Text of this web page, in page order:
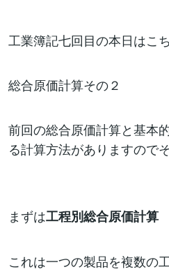
料費と加工費に分類することです。な
料費と加工費では原価の発生が異なる
つまり、製品を加工していっても直
一方で加工費は加工が進むにつれてど
方は違和感を
工業簿記七回目の本日はこ
総合原価計算その２
前回の総合原価計算と基本
る計算方法がありますので
まずは工程別総合原価計算
これは一つの製品を複数の